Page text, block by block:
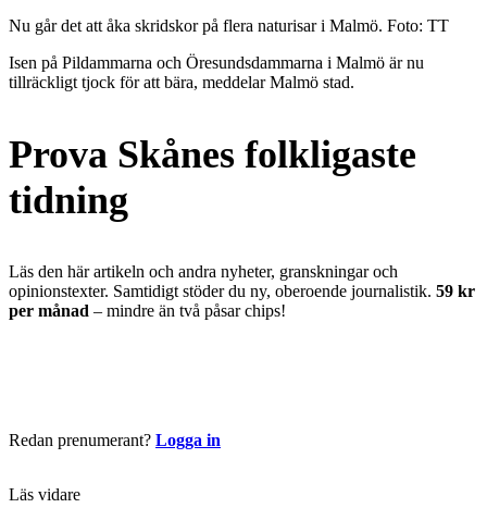
Nu går det att åka skridskor på flera naturisar i Malmö. Foto: TT
Isen på Pildammarna och Öresundsdammarna i Malmö är nu
tillräckligt tjock för att bära, meddelar Malmö stad.
Prova Skånes folkligaste
tidning
Läs den här artikeln och andra nyheter, granskningar och
opinionstexter. Samtidigt stöder du ny, oberoende journalistik. 59 kr
per månad – mindre än två påsar chips!
Redan prenumerant? Logga in
Läs vidare